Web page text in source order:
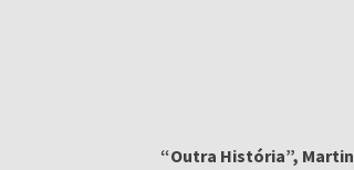
“Outra História”, Martin